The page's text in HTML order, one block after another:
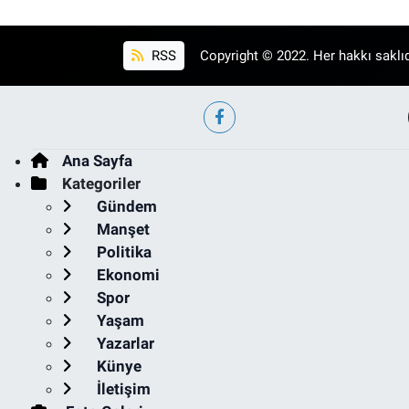
RSS Copyright © 2022. Her hakkı
Ana Sayfa
Kategoriler
Gündem
Manşet
Politika
Ekonomi
Spor
Yaşam
Yazarlar
Künye
İletişim